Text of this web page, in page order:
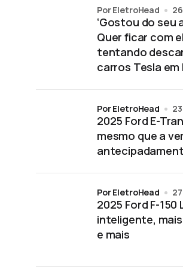
‘Gostou do seu
Quer ficar com
tentando
carros Tesla
por EletroHead
2025 Ford E-
mesmo que a
por EletroHead
2025 Ford F-
inteligente,
e mais
por EletroHead